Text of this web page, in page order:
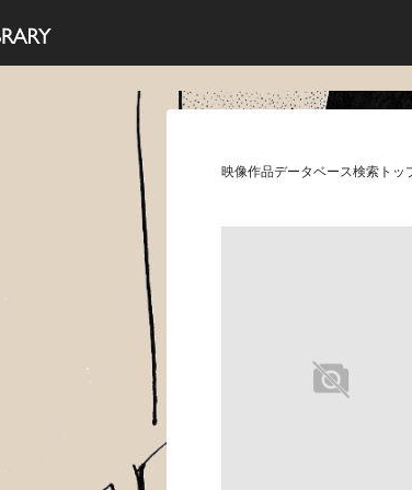
映像作品データベース検索トッ